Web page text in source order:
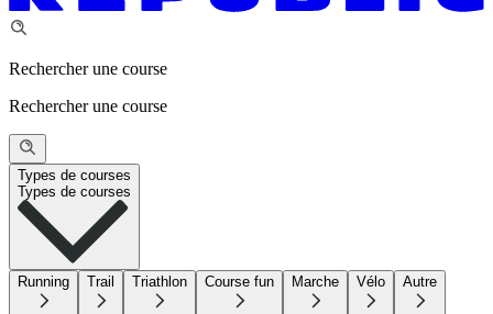
Rechercher une course
Rechercher une course
Types de courses
Types de courses
Running Trail Triathlon Course fun Marche Vélo Autre